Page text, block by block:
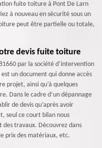
fuite toiture à Pont De Larn
à nouveau en sécurité sous un
peut être partielle ou totale,
devis fuite toiture
par la société d’intervention
un document qui donne accès
projet, ainsi qu’à quelques
Dans le cadre d’un dépannage
de devis qu’après avoir
seul ce court bilan nous
travaux. Découvrez dans
prix des matériaux, etc.